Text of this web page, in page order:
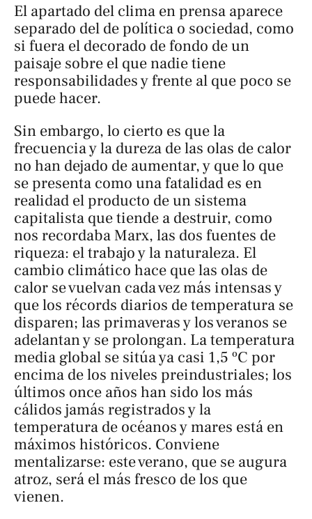
El apartado del clima en prensa aparece
separado del de política o sociedad, como
si fuera el decorado de fondo de un
paisaje sobre el que nadie tiene
responsabilidades y frente al que poco se
puede hacer.
Sin embargo, lo cierto es que la
frecuencia y la dureza de las olas de calor
no han dejado de aumentar, y que lo que
se presenta como una fatalidad es en
realidad el producto de un sistema
capitalista que tiende a destruir, como
nos recordaba Marx, las dos fuentes de
riqueza: el trabajo y la naturaleza. El
cambio climático hace que las olas de
calor se vuelvan cada vez más intensas y
que los récords diarios de temperatura se
disparen; las primaveras y los veranos se
adelantan y se prolongan. La temperatura
media global se sitúa ya casi 1,5 ºC por
encima de los niveles preindustriales; los
últimos once años han sido los más
cálidos jamás registrados y la
temperatura de océanos y mares está en
máximos históricos. Conviene
mentalizarse: este verano, que se augura
atroz, será el más fresco de los que
vienen.